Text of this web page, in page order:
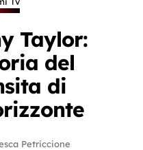
Taylor:
del
di
Petriccione